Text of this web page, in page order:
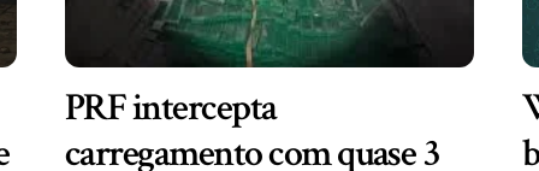
PRF intercepta
carregamento com quase 3